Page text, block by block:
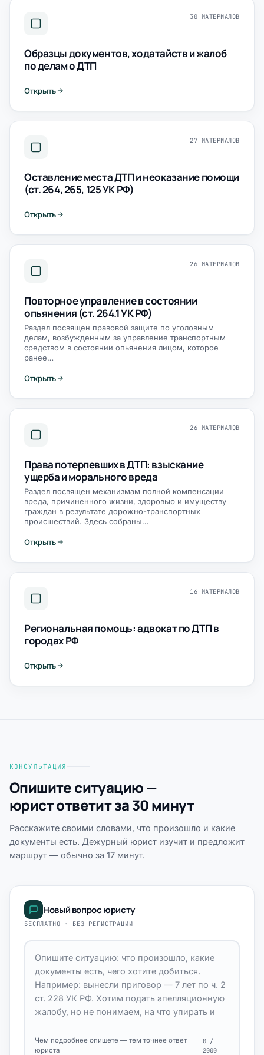
30 МАТЕРИАЛОВ
Образцы документов, ходатайств и жалоб
по делам о ДТП
Открыть
27 МАТЕРИАЛОВ
Оставление места ДТП и неоказание помощи
(ст. 264, 265, 125 УК РФ)
Открыть
26 МАТЕРИАЛОВ
Повторное управление в состоянии
опьянения (ст. 264.1 УК РФ)
Раздел посвящен правовой защите по уголовным
делам, возбужденным за управление транспортным
средством в состоянии опьянения лицом, которое
ранее…
Открыть
26 МАТЕРИАЛОВ
Права потерпевших в ДТП: взыскание
ущерба и морального вреда
Раздел посвящен механизмам полной компенсации
вреда, причиненного жизни, здоровью и имуществу
граждан в результате дорожно-транспортных
происшествий. Здесь собраны…
Открыть
16 МАТЕРИАЛОВ
Региональная помощь: адвокат по ДТП в
городах РФ
Открыть
КОНСУЛЬТАЦИЯ
Опишите ситуацию —
юрист ответит за 30 минут
Расскажите своими словами, что произошло и какие
документы есть. Дежурный юрист изучит и предложит
маршрут — обычно за 17 минут.
Новый вопрос юристу
БЕСПЛАТНО · БЕЗ РЕГИСТРАЦИИ
Чем подробнее опишете — тем точнее ответ
юриста
0 /
2000